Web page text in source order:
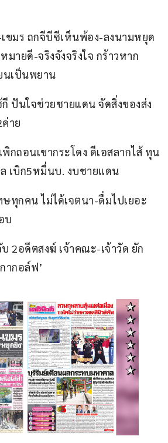
ขมร ถกจีบีซีเห็นพ้อง-ลงนามหยุด
มายดี-จริงจังจริงใจ กร้าวหาก
นเป็นพยาน
ปันใจช่วยชายแดน จัดสิ่งของส่ง
าย
กถอนเขากระโดง ดีเอสลากไส้ ทุน
เบิก5หมื่นบ. งบชายแดน
ษทุกคน ไม่ได้เจตนา-ดื่มไปเยอะ
บ
2อดีตสงฆ์ เจ้าคณะ-เจ้าวัด ยัก
ากอล์ฟ’